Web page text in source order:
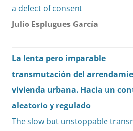
a defect of consent
Julio Esplugues García
La lenta pero imparable
transmutación del
vivienda urbana. Hacia un
aleatorio y regulado
The slow but unstoppable